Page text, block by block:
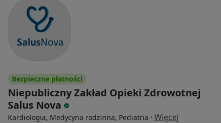
Bezpieczne płatności
Niepubliczny Zakład Opieki Zdrowotnej
Salus Nova
Kardiologia, Medycyna rodzinna, Pediatria · Więcej